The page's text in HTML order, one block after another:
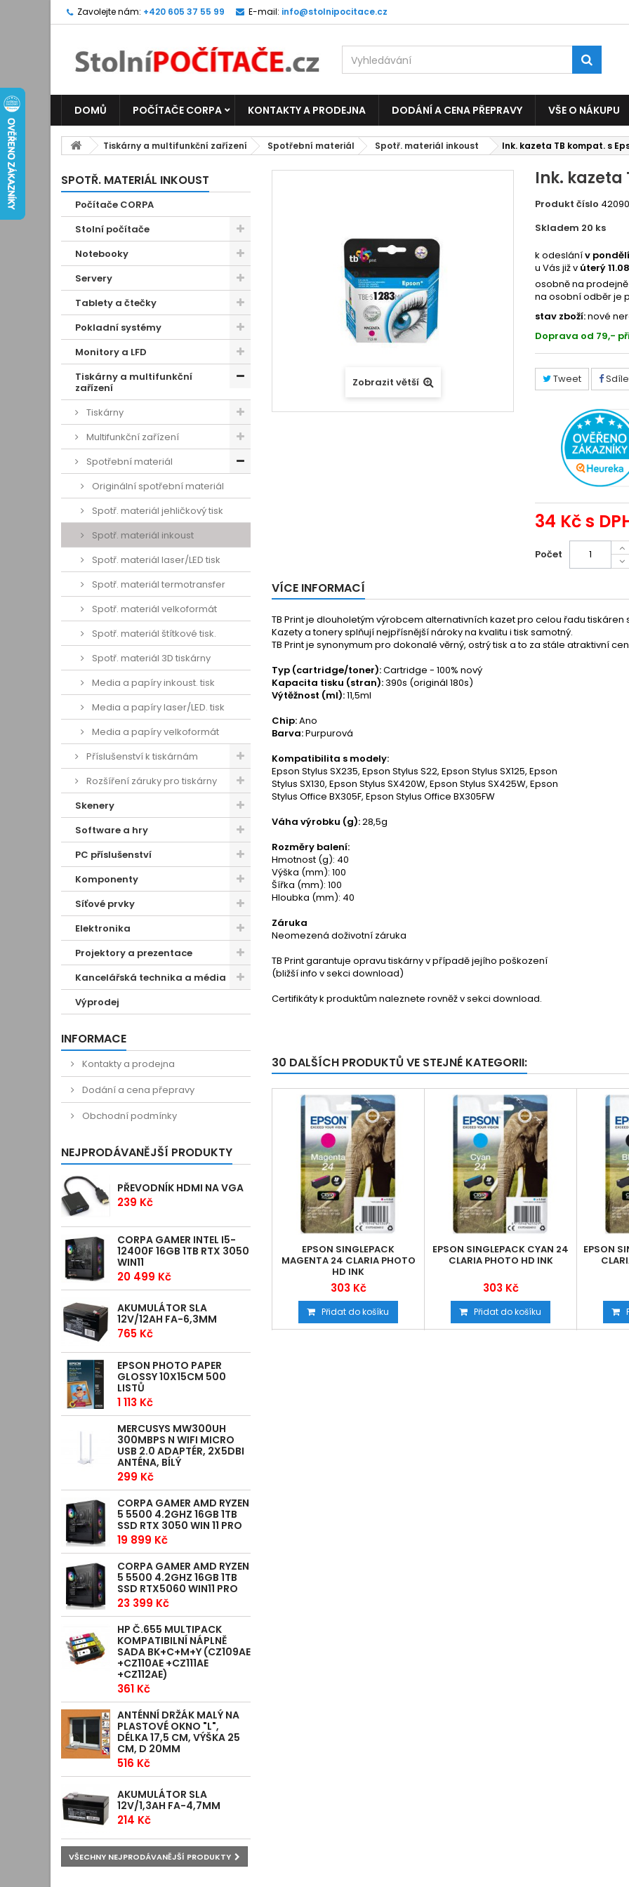
Zavolejte nám: +420 605 37 55 99 E-mail: info@stolnipocitace.cz
DOMŮ POČÍTAČE CORPA KONTAKTY A PRODEJNA DODÁNÍ A CENA PŘEPRAVY VŠE O NÁKUPU
Tiskárny a multifunkční zařízení Spotřební materiál Spotř. materiál inkoust Ink. kazeta TB kompat. s
SPOTŘ. MATERIÁL INKOUST
Počítače CORPA
Stolní počítače
Notebooky
Servery
Tablety a čtečky
Pokladní systémy
Monitory a LFD
Tiskárny a multifunkční
zařízení
Tiskárny
Multifunkční zařízení
Spotřební materiál
Originální spotřební materiál
Spotř. materiál jehličkový tisk
Spotř. materiál inkoust
Spotř. materiál laser/LED tisk
Spotř. materiál termotransfer
Spotř. materiál velkoformát
Spotř. materiál štítkové tisk.
Spotř. materiál 3D tiskárny
Media a papíry inkoust. tisk
Media a papíry laser/LED. tisk
Media a papíry velkoformát
Příslušenství k tiskárnám
Rozšíření záruky pro tiskárny
Skenery
Software a hry
PC příslušenství
Komponenty
Síťové prvky
Elektronika
Projektory a prezentace
Kancelářská technika a média
Výprodej
INFORMACE
Kontakty a prodejna
Dodání a cena přepravy
Obchodní podmínky
NEJPRODÁVANĚJŠÍ PRODUKTY
PŘEVODNÍK HDMI NA VGA
239 Kč
CORPA GAMER INTEL I5-
12400F 16GB 1TB RTX 3050
WIN11
20 499 Kč
AKUMULÁTOR SLA
12V/12AH FA-6,3MM
765 Kč
EPSON PHOTO PAPER
GLOSSY 10X15CM 500
LISTŮ
1 113 Kč
MERCUSYS MW300UH
300MBPS N WIFI MICRO
USB 2.0 ADAPTÉR, 2X5DBI
ANTÉNA, BÍLÝ
299 Kč
CORPA GAMER AMD RYZEN
5 5500 4.2GHZ 16GB 1TB
SSD RTX 3050 WIN 11 PRO
19 899 Kč
CORPA GAMER AMD RYZEN
5 5500 4.2GHZ 16GB 1TB
SSD RTX5060 WIN11 PRO
23 399 Kč
HP Č.655 MULTIPACK
KOMPATIBILNÍ NÁPLNĚ
SADA BK+C+M+Y (CZ109AE
+CZ110AE +CZ111AE
+CZ112AE)
361 Kč
ANTÉNNÍ DRŽÁK MALÝ NA
PLASTOVÉ OKNO "L",
DÉLKA 17,5 CM, VÝŠKA 25
CM, D 20MM
516 Kč
AKUMULÁTOR SLA
12V/1,3AH FA-4,7MM
214 Kč
VŠECHNY NEJPRODÁVANĚJŠÍ PRODUKTY
Zobrazit větší
Ink. kazeta
Produkt číslo
Skladem 20 ks
k odeslánív
u Vás již v úterý
osobně na
na osobní odběr je
stav zboží:nové
Doprava od 79,-
Tweet
34 Kčs
Počet
VÍCE INFORMACÍ
TB Print je dlouholetým výrobcem alternativních kazet pro celou řadu tiskáren
Kazety a tonery splňují nejpřísnější nároky na kvalitu i tisk samotný.
TB Print je synonymum pro dokonalé věrný, ostrý tisk a to za stále atraktivní
Typ (cartridge/toner):Cartridge - 100% nový
Kapacita tisku (stran):390s (originál 180s)
Výtěžnost (ml):11,5ml
Chip:Ano
Barva:Purpurová
Kompatibilita s modely:
Epson Stylus SX235, Epson Stylus S22, Epson Stylus SX125, Epson
Stylus SX130, Epson Stylus SX420W, Epson Stylus SX425W, Epson
Stylus Office BX305F, Epson Stylus Office BX305FW
Váha výrobku (g):28,5g
Rozměry balení:
Hmotnost (g): 40
Výška (mm): 100
Šířka (mm): 100
Hloubka (mm): 40
Záruka
Neomezená doživotní záruka
TB Print garantuje opravu tiskárny v případě jejího poškození
(bližší info v sekci download)
Certifikáty k produktům naleznete rovněž v sekci download.
30 DALŠÍCH PRODUKTŮ VE STEJNÉ KATEGORII:
EPSON SINGLEPACK
MAGENTA 24 CLARIA PHOTO
HD INK
303 Kč
Přidat do košíku
EPSON SINGLEPACK CYAN 24
CLARIA PHOTO HD INK
303 Kč
Přidat do košíku
EPSON